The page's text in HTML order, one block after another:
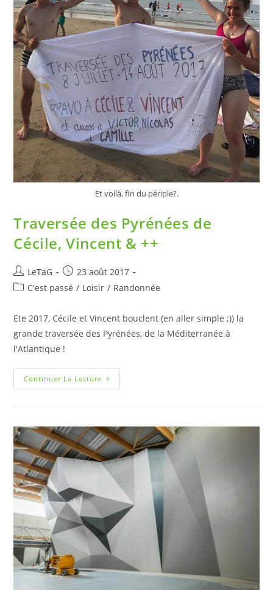
Et voilà, fin du périple?.
Traversée des Pyrénées de
Cécile, Vincent & ++
LeTaG
23 août 2017
C'est passé / Loisir / Randonnée
Ete 2017, Cécile et Vincent bouclent (en aller simple ;)) la
grande traversée des Pyrénées, de la Méditerranée à
l'Atlantique !
Continuer La Lecture